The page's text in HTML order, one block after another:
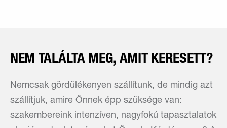
NEM TALÁLTA MEG, AMIT KERESETT?
Nemcsak gördülékenyen szállítunk, de mindig azt
szállítjuk, amire Önnek épp szüksége van:
szakembereink intenzíven, nagyfokú tapasztalatok